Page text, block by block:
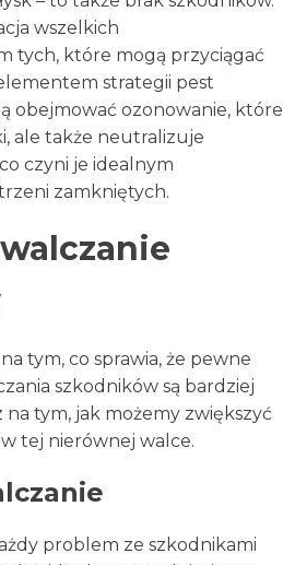
wszelkich
tych, które mogą przyciągać
strategii pest
obejmować ozonowanie, które
ale także neutralizuje
czyni je idealnym
zamkniętych.
tym, co sprawia, że pewne
szkodników są bardziej
tym, jak możemy zwiększyć
w tej nierównej walce.
problem ze szkodnikami